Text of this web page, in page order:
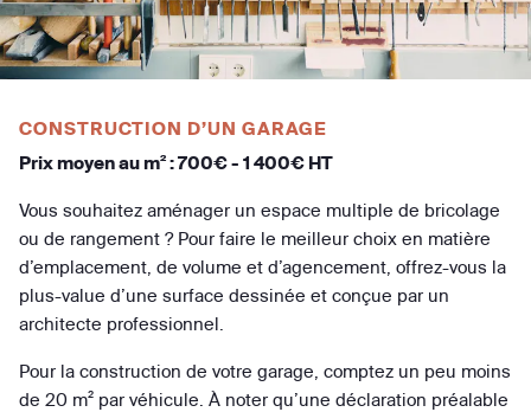
CONSTRUCTION D’UN GARAGE
Prix moyen au m² : 700€ - 1 400€ HT
Vous souhaitez aménager un espace multiple de bricolage
ou de rangement ? Pour faire le meilleur choix en matière
d’emplacement, de volume et d’agencement, offrez-vous la
plus-value d’une surface dessinée et conçue par un
architecte professionnel.
Pour la construction de votre garage, comptez un peu moins
de 20 m² par véhicule. À noter qu’une déclaration préalable